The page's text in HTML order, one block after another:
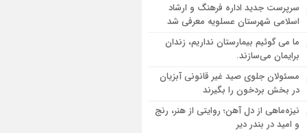
مرکز استان مبنای قانونی ندارد؛ با
و قیمت‌سازان برخورد می‌کنیم
و بندر دیر در فهرست داغ‌ترین نقاط جهان؛
و شرق ایران زیر آتش تابستان
سرپرست جدید اداره فرهنگ و ارشاد
اسلامی شهرستان عسلویه معرفی شد
ما می گوئیم بیمارستان نداریم، زندان
برایمان می‌سازند.
مسئولان جلوی صید غیر قانونی آبزیان
در بخش بردخون را بگیرند
نیزه‌ماهی از دل آهن؛ روایتی از هنر، رنج
و امید در بندر دیر